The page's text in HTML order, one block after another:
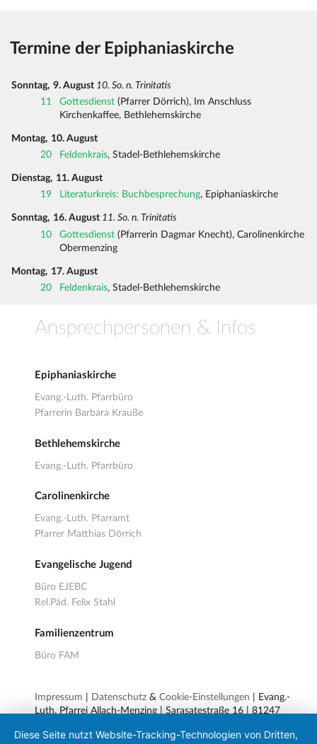
Termine der Epiphaniaskirche
Sonntag, 9. August 10. So. n. Trinitatis
11
Gottesdienst (Pfarrer Dörrich), Im Anschluss
Kirchenkaffee, Bethlehemskirche
Montag, 10. August
20
Feldenkrais, Stadel-Bethlehemskirche
Dienstag, 11. August
19
Literaturkreis: Buchbesprechung, Epiphaniaskirche
Sonntag, 16. August 11. So. n. Trinitatis
10
Gottesdienst (Pfarrerin Dagmar Knecht), Carolinenkirche
Obermenzing
Montag, 17. August
20
Feldenkrais, Stadel-Bethlehemskirche
Ansprechpersonen & Infos
Epiphaniaskirche
Evang.-Luth. Pfarrbüro
Pfarrerin Barbara Krauße
Bethlehemskirche
Evang.-Luth. Pfarrbüro
Carolinenkirche
Evang.-Luth. Pfarramt
Pfarrer Matthias Dörrich
Evangelische Jugend
Büro EJEBC
Rel.Päd. Felix Stahl
Familienzentrum
Büro FAM
Impressum Datenschutz & Cookie-Einstellungen | Evang.-
Luth. Pfarrei Allach-Menzing | Sarasatestraße 16 | 81247
pfarrei.allach-menzing@elkb.de
Diese Seite nutzt Website-Tracking-Technologien von Dritten,